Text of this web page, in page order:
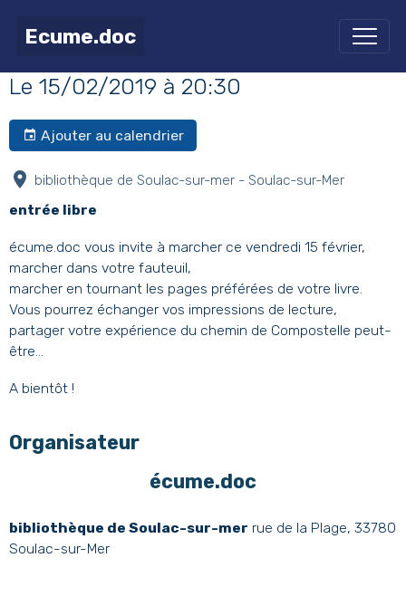
Ecume.doc
lecture partagée
Le 15/02/2019 à 20:30
Ajouter au calendrier
bibliothèque de Soulac-sur-mer - Soulac-sur-Mer
entrée libre
écume.doc vous invite à marcher ce vendredi 15 février,
marcher dans votre fauteuil,
marcher en tournant les pages préférées de votre livre.
Vous pourrez échanger vos impressions de lecture,
partager votre expérience du chemin de Compostelle peut-
être...
A bientôt !
Organisateur
écume.doc
bibliothèque de Soulac-sur-mer rue de la Plage, 33780
Soulac-sur-Mer